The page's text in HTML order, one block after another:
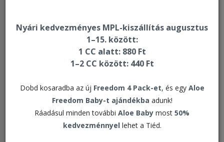
Nyári kedvezményes MPL-kiszállítás augusztus
1–15. között:
1 CC alatt: 880 Ft
1–2 CC között: 440 Ft
Dobd kosaradba az új Freedom 4 Pack-et, és egy Aloe
Freedom Baby-t ajándékba adunk!
Ráadásul minden további Aloe Baby most 50%
kedvezménnyel lehet a Tiéd.
Rendezés:
Megjelenítve: